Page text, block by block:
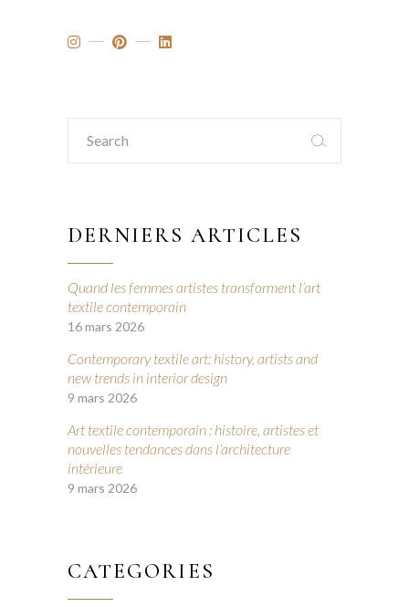
Search
for:
DERNIERS ARTICLES
Quand les femmes artistes transforment l’art
textile contemporain
16 mars 2026
Contemporary textile art: history, artists and
new trends in interior design
9 mars 2026
Art textile contemporain : histoire, artistes et
nouvelles tendances dans l’architecture
intérieure
9 mars 2026
CATEGORIES